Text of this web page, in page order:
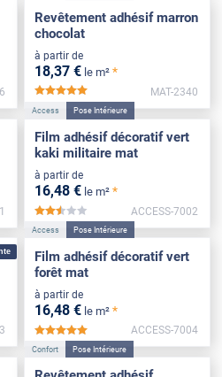
Revêtement adhésif marron
chocolat
à partir de
18,37 € le m² *
MAT-2340
Access Pose Intérieure
Film adhésif décoratif vert
kaki militaire mat
à partir de
16,48 € le m² *
*****
ACCESS-7002
Access Pose Intérieure
Film adhésif décoratif vert
forêt mat
à partir de
16,48 € le m² *
ACCESS-7004
Confort Pose Intérieure